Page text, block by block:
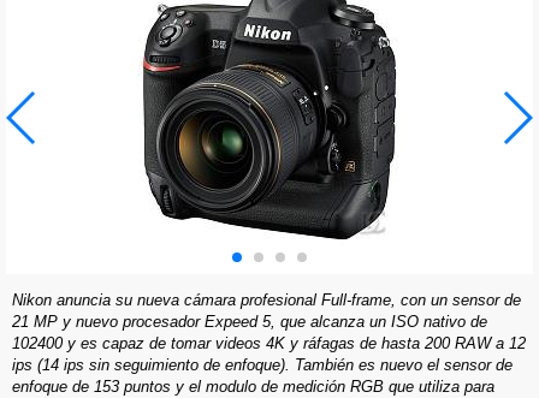
Nikon anuncia su nueva cámara profesional Full-frame, con un sensor de
21 MP y nuevo procesador Expeed 5, que alcanza un ISO nativo de
102400 y es capaz de tomar videos 4K y ráfagas de hasta 200 RAW a 12
ips (14 ips sin seguimiento de enfoque). También es nuevo el sensor de
enfoque de 153 puntos y el modulo de medición RGB que utiliza para